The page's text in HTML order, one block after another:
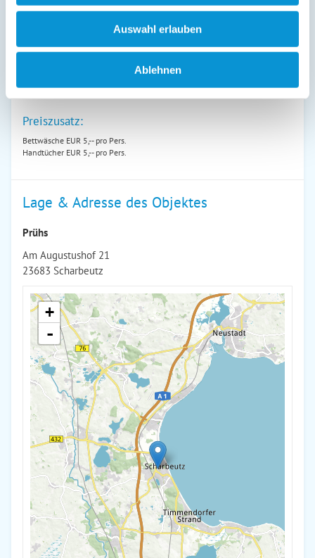
Auswahl erlauben
Ablehnen
01. Nov - 21. Dez 179 €
89 €
239 €
90 € ist bereits im Reisepreis 1. Nacht
Preiszusatz:
Bettwäsche EUR 5,-- pro Pers.
Handtücher EUR 5,-- pro Pers.
Lage & Adresse des Objektes
Prühs
Am Augustushof 21
23683 Scharbeutz
+
-